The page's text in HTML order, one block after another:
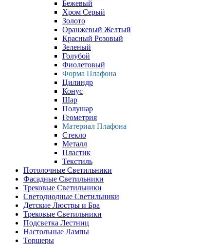
Бежевый
Хром Серый
Золото
Оранжевый Желтый
Красный Розовый
Зеленый
Голубой
Фиолетовый
Форма Плафона
Цилиндр
Конус
Шар
Полушар
Геометрия
Материал Плафона
Стекло
Металл
Пластик
Текстиль
Потолочные Светильники
Фасадные Светильники
Трековые Светильники
Светодиодные Светильники
Детские Люстры и Бра
Трековые Светильники
Подсветка Лестниц
Настольные Лампы
Торшеры